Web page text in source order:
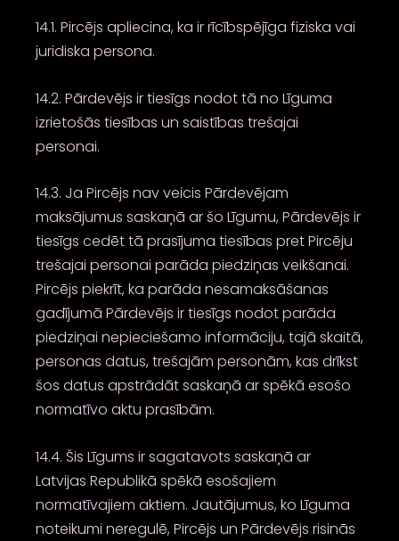
14.1. Pircējs apliecina, ka ir rīcībspējīga fiziska vai
juridiska persona.
14.2. Pārdevējs ir tiesīgs nodot tā no Līguma
izrietošās tiesības un saistības trešajai
personai.
14.3. Ja Pircējs nav veicis Pārdevējam
maksājumus saskaņā ar šo Līgumu, Pārdevējs ir
tiesīgs cedēt tā prasījuma tiesības pret Pircēju
trešajai personai parāda piedziņas veikšanai.
Pircējs piekrīt, ka parāda nesamaksāšanas
gadījumā Pārdevējs ir tiesīgs nodot parāda
piedziņai nepieciešamo informāciju, tajā skaitā,
personas datus, trešajām personām, kas drīkst
šos datus apstrādāt saskaņā ar spēkā esošo
normatīvo aktu prasībām.
14.4. Šis Līgums ir sagatavots saskaņā ar
Latvijas Republikā spēkā esošajiem
normatīvajiem aktiem. Jautājumus, ko Līguma
noteikumi neregulē, Pircējs un Pārdevējs risinās